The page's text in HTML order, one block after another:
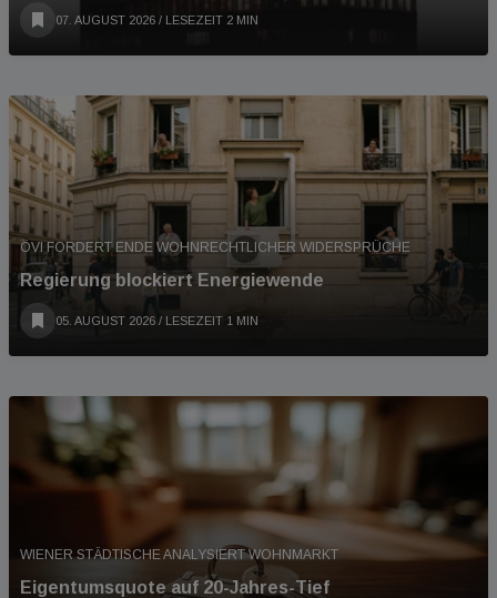
07. AUGUST 2026 / LESEZEIT 2 MIN
ÖVI FORDERT ENDE WOHNRECHTLICHER WIDERSPRÜCHE
Regierung blockiert Energiewende
05. AUGUST 2026 / LESEZEIT 1 MIN
WIENER STÄDTISCHE ANALYSIERT WOHNMARKT
Eigentumsquote auf 20-Jahres-Tief